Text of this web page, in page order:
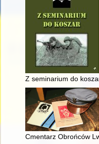
Z seminarium do
Cmentarz Obrońców